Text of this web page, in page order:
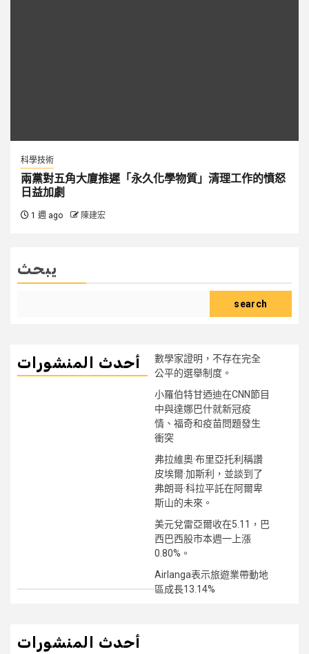
科學技術
兩黨對五角大廈推遲「永久化學物質」清理工作的憤怒
日益加劇
1 週 ago 陳建宏
يبحث
search
أحدث المنشورات
數學家證明，不存在完全
公平的選舉制度。
小羅伯特甘迺迪在CNN節目
中與達娜巴什就新冠疫
情、福奇和疫苗問題發生
衝突
弗拉維奧·布里亞托利稱讚
皮埃爾·加斯利，並談到了
弗朗哥·科拉平託在阿爾卑
斯山的未來。
美元兌雷亞爾收在5.11，巴
西巴西股市本週一上漲
0.80%。
Airlanga表示旅遊業帶動地
區成長13.14%
أحدث المنشورات